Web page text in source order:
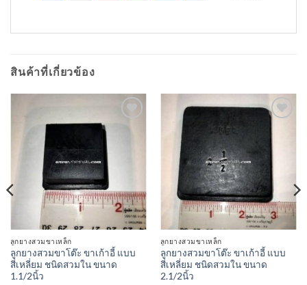
สินค้าที่เกี่ยวข้อง
เพิ่มเข้า
รายการ
ติดตาม
ลูกยางสวมขาเหล็ก
ลูกยางสวมขาโต๊ะ ขาเก้าอี้ แบบ
สี่เหลี่ยม ชนิดสวมใน ขนาด
1.1/2นิ้ว
ที่
ลูกยางสวมขาเหล็ก
ลูกยางสวมขาโต๊ะ ขาเก้าอี้ แบบ
สี่เหลี่ยม ชนิดสวมใน ขนาด
2.1/2นิ้ว